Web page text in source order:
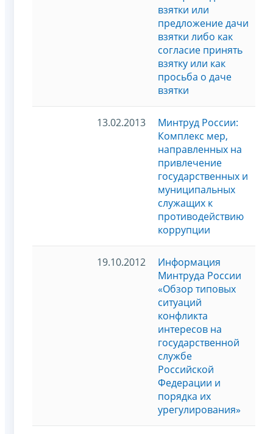
взятки или
предложение дачи
взятки либо как
согласие принять
взятку или как
просьба о даче
взятки
13.02.2013
Минтруд России:
Комплекс мер,
направленных на
привлечение
государственных и
муниципальных
служащих к
противодействию
коррупции
19.10.2012
Информация
Минтруда России
«Обзор типовых
ситуаций
конфликта
интересов на
государственной
службе
Российской
Федерации и
порядка их
урегулирования»